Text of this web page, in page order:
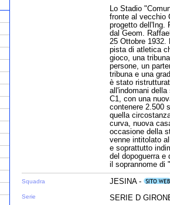
Lo Stadio
fronte al vecchio
progetto dell'Ing.
dal Geom.
25 Ottobre 1932.
pista di atletica
gioco, una
persone, un
tribuna e una
è stato
all'indomani
C1, con una
contenere 2.500
quella
curva, nuova
occasione della
venne intitolato
e soprattutto
del dopoguerra e
il soprannome di
Squadra
Serie
JESINA -
SERIE D